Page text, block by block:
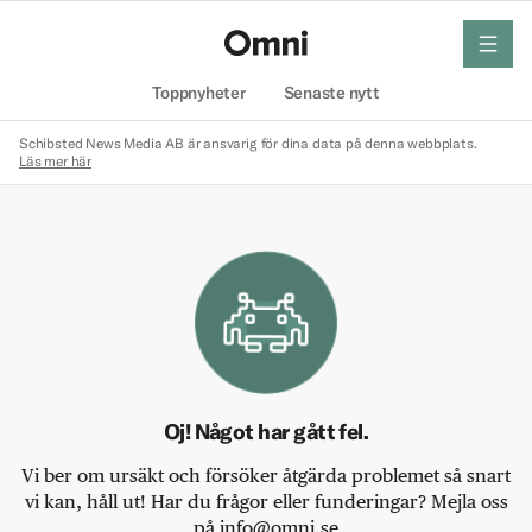
Toppnyheter Senaste nytt
meny
Schibsted News Media AB är ansvarig för dina data på denna webbplats.
Läs mer här
Oj! Något har gått fel.
Vi ber om ursäkt och försöker åtgärda problemet så snart
vi kan, håll ut! Har du frågor eller funderingar? Mejla oss